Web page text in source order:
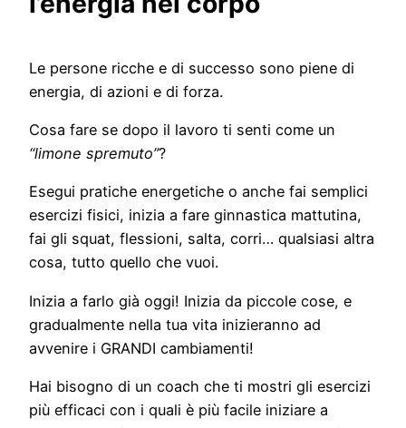
Le persone ricche e di successo sono piene di
energia, di azioni e di forza.
Cosa fare se dopo il lavoro ti senti come un
“limone spremuto”?
Esegui pratiche energetiche o anche fai semplici
esercizi fisici, inizia a fare ginnastica mattutina,
fai gli squat, flessioni, salta, corri… qualsiasi altra
cosa, tutto quello che vuoi.
Inizia a farlo già oggi! Inizia da piccole cose, e
gradualmente nella tua vita inizieranno ad
avvenire i GRANDI cambiamenti!
Hai bisogno di un coach che ti mostri gli esercizi
più efficaci con i quali è più facile iniziare a